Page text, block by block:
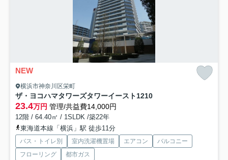
NEW
横浜市神奈川区栄町
ザ・ヨコハマタワーズタワーイースト1210
23.4万円 管理/共益費14,000円
12階 / 64.40㎡ / 1SLDK /築22年
東海道本線「横浜」駅 徒歩11分
バス・トイレ別 室内洗濯機置場 エアコン
バルコニー
フローリング
都市ガス